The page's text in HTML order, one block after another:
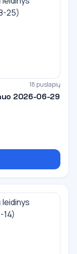
18 puslapių
2026-06-29